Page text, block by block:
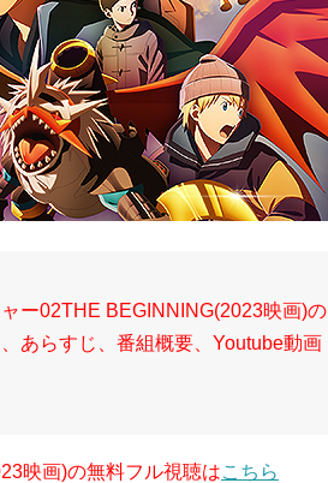
ー02THE BEGINNING(2023映画)の
あらすじ、番組概要、Youtube動画
映画)の無料フル視聴はこちら